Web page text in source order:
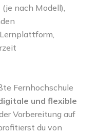
nach Modell),
Fernhochschule
und flexible
Vorbereitung auf
du von